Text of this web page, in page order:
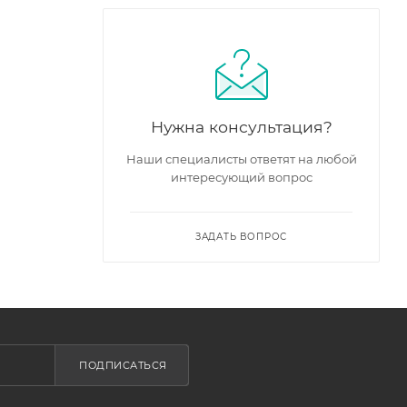
Нужна консультация?
Наши специалисты ответят на любой
интересующий вопрос
ЗАДАТЬ ВОПРОС
ПОДПИСАТЬСЯ